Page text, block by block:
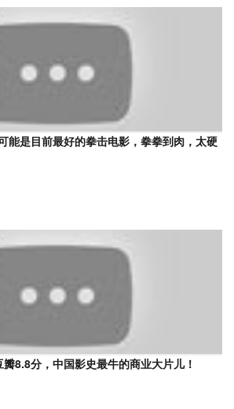
能是目前最好的拳击电影，拳拳到肉，太硬
瓣8.8分，中国影史最牛的商业大片儿！